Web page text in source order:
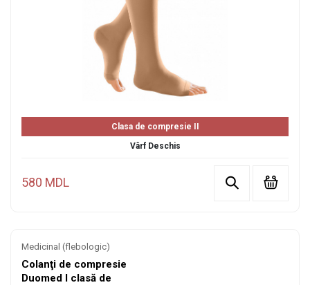
Clasa de compresie II
Vârf Deschis
580 MDL
Medicinal (flebologic)
Colanţi de compresie
Duomed I clasă de